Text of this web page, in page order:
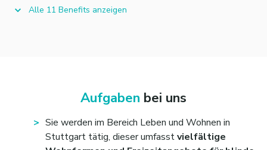
Alle 11 Benefits anzeigen
Aufgaben bei uns
Sie werden im Bereich Leben und Wohnen in
Stuttgart tätig, dieser umfasstvielfältige